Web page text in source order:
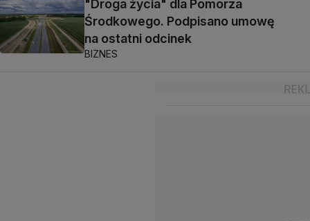
"Droga życia" dla Pomorza
Środkowego. Podpisano umowę
na ostatni odcinek
BIZNES